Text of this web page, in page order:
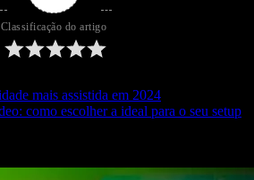
Classificação do artigo
mais assistida em 2024
como escolher a ideal para o seu setup